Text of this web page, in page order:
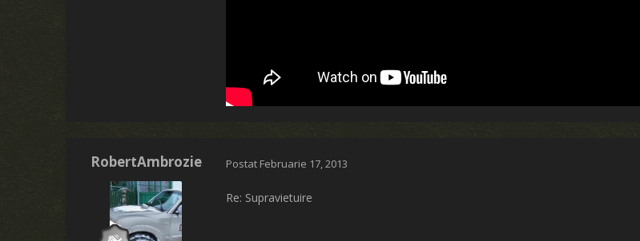
RobertAmbrozie Postat Februarie 17, 2013
Re: Supravietuire